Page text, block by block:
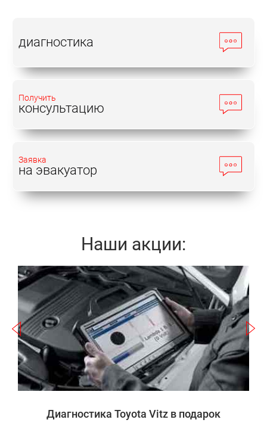
диагностика
Получить
консультацию
Заявка
на эвакуатор
Наши акции:
Записаться
Диагностика Toyota Vitz в подарок